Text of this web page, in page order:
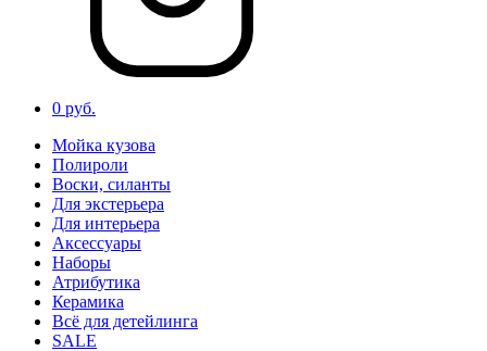
0 руб.
Мойка кузова
Полироли
Воски, силанты
Для экстерьера
Для интерьера
Аксессуары
Наборы
Атрибутика
Керамика
Всё для детейлинга
SALE